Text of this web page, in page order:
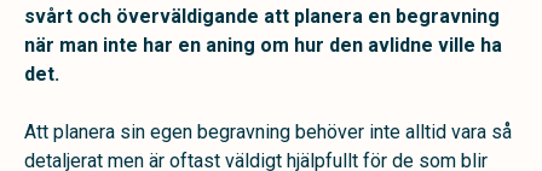
svårt och överväldigande att planera en begravning
när man inte har en aning om hur den avlidne ville ha
det.
Att planera sin egen begravning behöver inte alltid vara så
detaljerat men är oftast väldigt hjälpfullt för de som blir